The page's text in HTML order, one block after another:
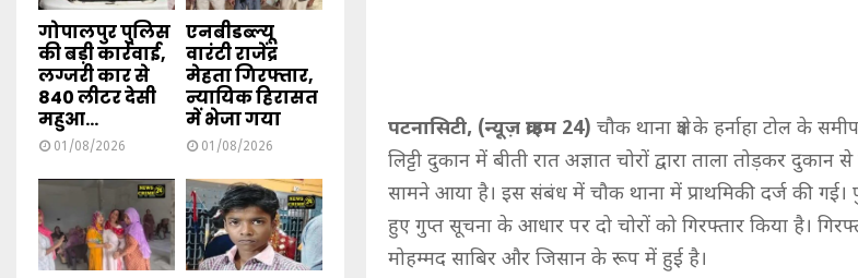
पटनासिटी, (न्यूज़ क्राइम 24) चौक थाना क्षेत्र के हर्नाहा टोल के
लिट्टी दुकान में बीती रात अज्ञात चोरों द्वारा ताला तोड़कर
सामने आया है। इस संबंध में चौक थाना में प्राथमिकी दर्ज की गई।
हुए गुप्त सूचना के आधार पर दो चोरों को गिरफ्तार किया है।
मोहम्मद साबिर और जिसान के रूप में हुई है।
गोपालपुर पुलिस
की बड़ी कार्रवाई,
लग्जरी कार से
840 लीटर देसी
महुआ...
01/08/2026
एनबीडब्ल्यू
वारंटी राजेंद्र
मेहता गिरफ्तार,
न्यायिक हिरासत
में भेजा गया
01/08/2026